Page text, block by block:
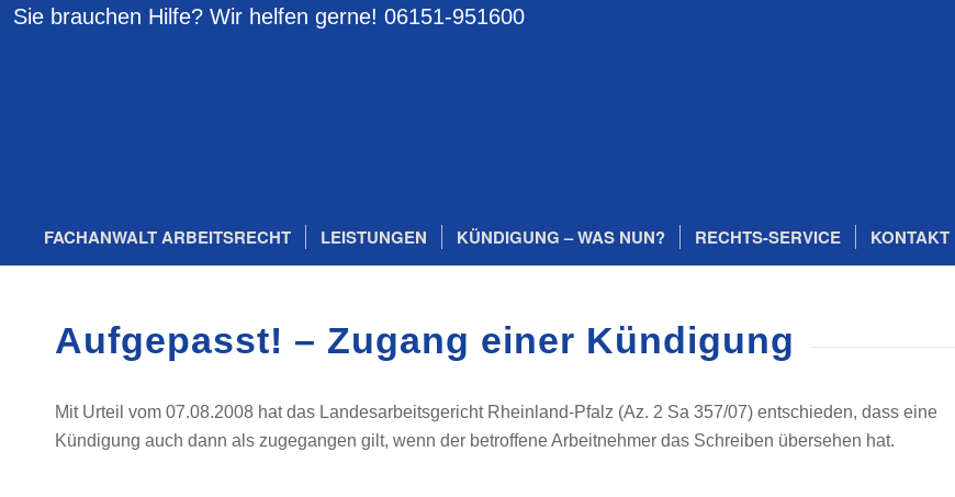
Sie brauchen Hilfe? Wir helfen gerne! 06151-951600
FACHANWALT ARBEITSRECHT LEISTUNGEN KÜNDIGUNG – WAS NUN? RECHTS-SERVICE KONTAKT
Aufgepasst! – Zugang einer Kündigung
Mit Urteil vom 07.08.2008 hat das Landesarbeitsgericht Rheinland-Pfalz (Az. 2 Sa 357/07) entschieden, dass eine
Kündigung auch dann als zugegangen gilt, wenn der betroffene Arbeitnehmer das Schreiben übersehen hat.